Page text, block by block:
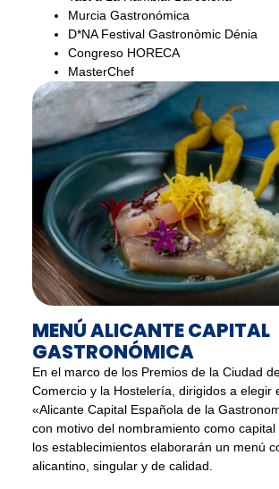
Murcia Gastronómica
D*NA Festival Gastronòmic Dénia
Congreso HORECA
MasterChef
MENÚ ALICANTE CAPITAL
GASTRONÓMICA
En el marco de los Premios de la Ciudad
Comercio y la Hostelería, dirigidos a elegir
«Alicante Capital Española de la
con motivo del nombramiento como capital
los establecimientos elaborarán un menú
alicantino, singular y de calidad.